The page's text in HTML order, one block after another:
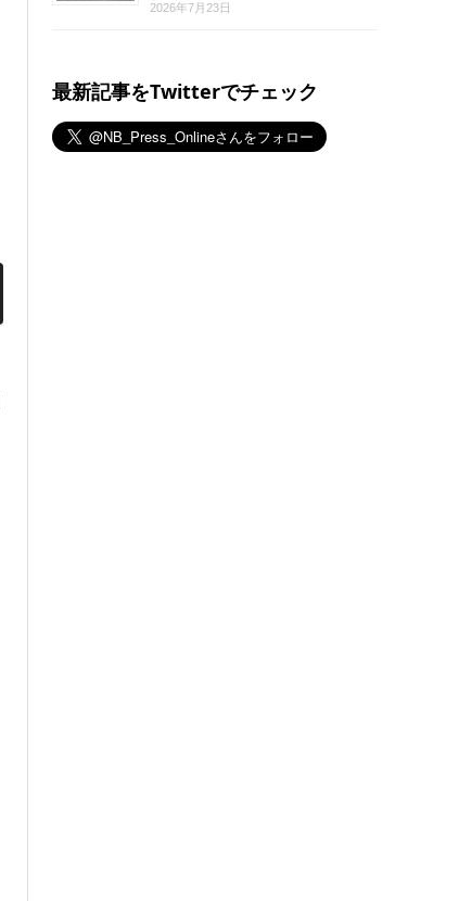
2026年7月23日
最新記事をTwitterでチェック